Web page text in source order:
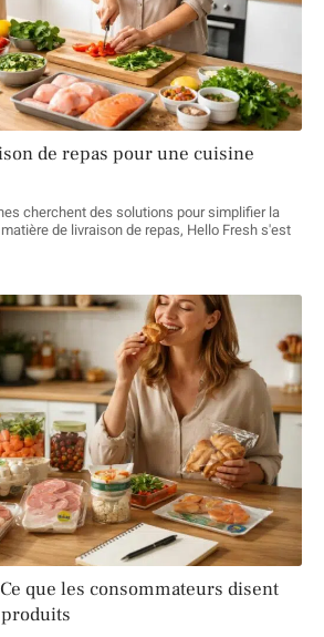
de repas pour une cuisine
cherchent des solutions pour simplifier la
de livraison de repas, Hello Fresh s'est
que les consommateurs disent